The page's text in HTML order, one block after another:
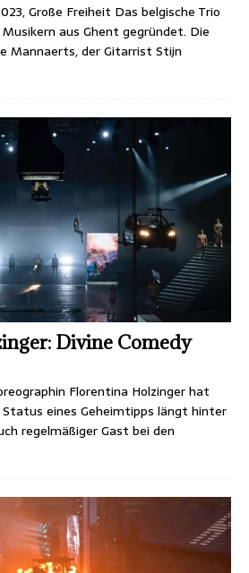
Große Freiheit Das belgische Trio
aus Ghent gegründet. Die
Mannaerts, der Gitarrist Stijn
Divine Comedy
Florentina Holzinger hat
eines Geheimtipps längt hinter
regelmäßiger Gast bei den